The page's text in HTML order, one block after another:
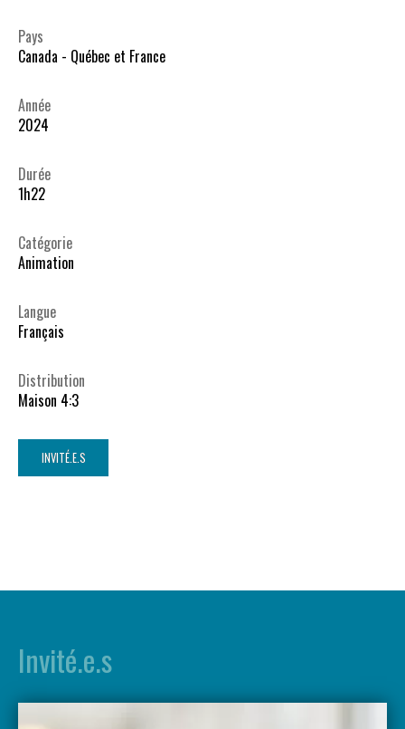
Pays
Canada - Québec et France
Année
2024
Durée
1h22
Catégorie
Animation
Langue
Français
Distribution
Maison 4:3
INVITÉ.E.S
Invité.e.s